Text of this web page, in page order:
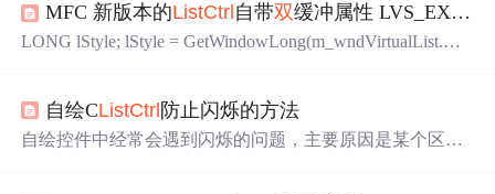
MFC 新版本的ListCtrl 自带双缓冲属性 LVS_EX_DOUBLEBUFFER，防止插入大量数据闪烁
LONG lStyle; lStyle = GetWindowLong(m_wndVirtualList.m_
置style SetWindowLong(m_wndVirtualList.m_hWnd, GWL_S
TYLE, lStyle);//设置style DWORD dwStyle = m_wndVirt.
自绘CListCtrl防止闪烁的方法
自绘控件中经常会遇到闪烁的问题，主要原因是某个区域